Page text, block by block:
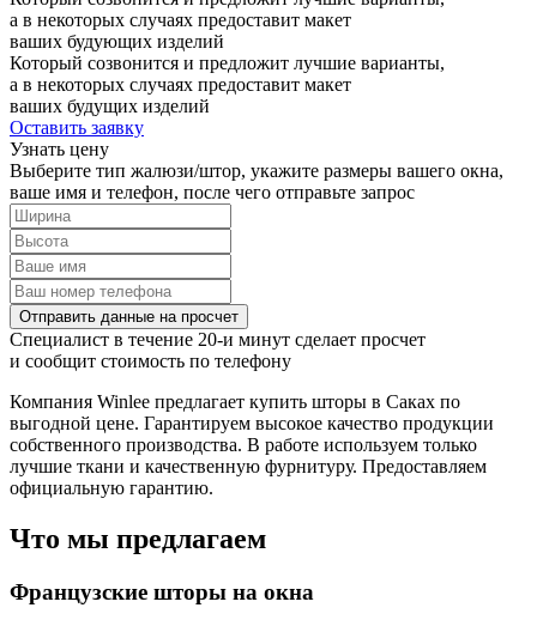
а в некоторых случаях предоставит макет
ваших будующих изделий
Который созвонится и предложит лучшие варианты,
а в некоторых случаях предоставит макет
ваших будущих изделий
Оставить заявку
Узнать цену
Выберите тип жалюзи/штор, укажите размеры вашего окна,
ваше имя и телефон, после чего отправьте запрос
Отправить данные на просчет
Специалист в течение 20-и минут сделает просчет
и сообщит стоимость по телефону
Компания Winlee предлагает купить шторы в Саках по
выгодной цене. Гарантируем высокое качество продукции
собственного производства. В работе используем только
лучшие ткани и качественную фурнитуру. Предоставляем
официальную гарантию.
Что мы предлагаем
Французские шторы на окна